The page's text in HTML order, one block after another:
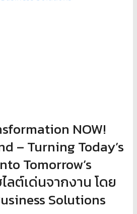
NOW!
– Turning Today’s
Tomorrow’s
ไลต์เด่นจากงาน โดย
Solutions